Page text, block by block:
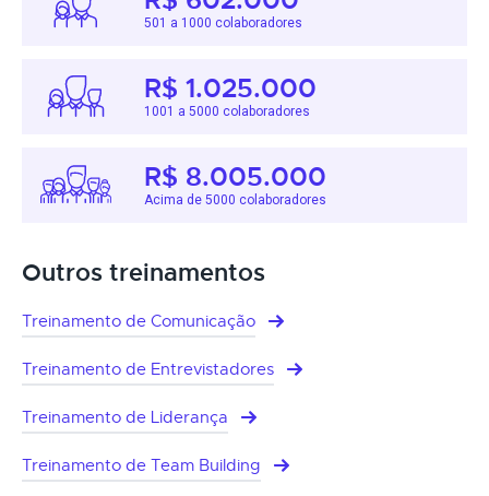
501 a 1000 colaboradores
R$ 1.025.000
1001 a 5000 colaboradores
R$ 8.005.000
Acima de 5000 colaboradores
Outros treinamentos
Treinamento de Comunicação
Treinamento de Entrevistadores
Treinamento de Liderança
Treinamento de Team Building